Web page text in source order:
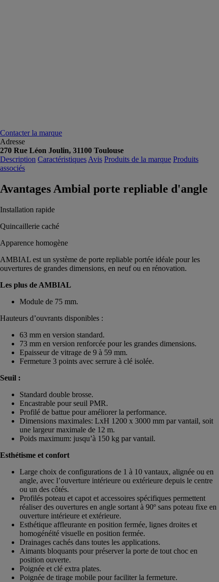
Contacter la marque
Adresse
270 Rue Léon Joulin, 31100 Toulouse
Description Caractéristiques Avis Produits de la marque Produits
associés
Avantages Ambial porte repliable d'angle
Installation rapide
Quincaillerie caché
Apparence homogène
AMBIAL est un système de porte repliable portée idéale pour les
ouvertures de grandes dimensions, en neuf ou en rénovation.
Les plus de AMBIAL
Module de 75 mm.
Hauteurs d’ouvrants disponibles :
63 mm en version standard.
73 mm en version renforcée pour les grandes dimensions.
Epaisseur de vitrage de 9 à 59 mm.
Fermeture 3 points avec serrure à clé isolée.
Seuil :
Standard double brosse.
Encastrable pour seuil PMR.
Profilé de battue pour améliorer la performance.
Dimensions maximales: LxH 1200 x 3000 mm par vantail, soit
une largeur maximale de 12 m.
Poids maximum: jusqu’à 150 kg par vantail.
Esthétisme et confort
Large choix de configurations de 1 à 10 vantaux, alignée ou en
angle, avec l’ouverture intérieure ou extérieure depuis le centre
ou un des côtés.
Profilés poteau et capot et accessoires spécifiques permettent
réaliser des ouvertures en angle sortant à 90º sans poteau fixe en
ouverture intérieure et extérieure.
Esthétique affleurante en position fermée, lignes droites et
homogénéité visuelle en position fermée.
Drainages cachés dans toutes les applications.
Aimants bloquants pour préserver la porte de tout choc en
position ouverte.
Poignée et clé extra plates.
Poignée de tirage mobile pour faciliter la fermeture.